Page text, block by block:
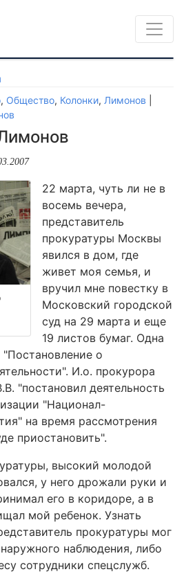
, Общество, Колонки, Лимонов
22 марта, чуть ли не в
восемь вечера,
представитель
прокуратуры Москвы
явился в дом, где
живет моя семья, и
вручил мне повестку в
Московский городской
суд на 29 марта и еще
19 листов бумаг. Одна
"Постановление о
И.о. прокурора
"постановил деятельность
"Национал-
на время рассмотрения
приостановить".
высокий молодой
у него дрожали руки и
его в коридоре, а в
мой ребенок. Узнать
прокуратуры мог
наблюдения, либо
сотрудники спецслужб.